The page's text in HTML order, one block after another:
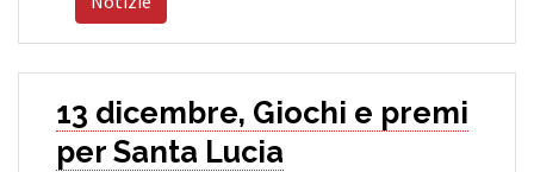
13 dicembre, Giochi e premi
per Santa Lucia